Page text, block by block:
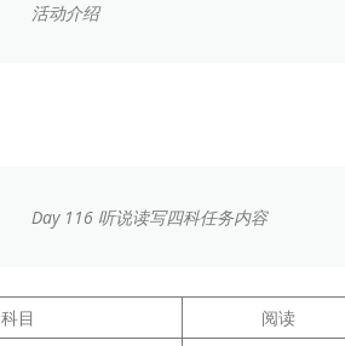
活动介绍
Day 116 听说读写四科任务内容
科目 阅读